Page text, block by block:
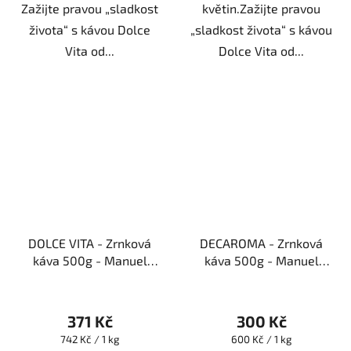
Zažijte pravou „sladkost
života“ s kávou Dolce
Vita od...
květin.Zažijte pravou
„sladkost života“ s kávou
Dolce Vita od...
DOLCE VITA - Zrnková
káva 500g - Manuel
371 Kč
Měrná
742 Kč / 1 kg
DECAROMA - Zrnková
káva 500g - Manuel
300 Kč
Měrná
600 Kč / 1 kg